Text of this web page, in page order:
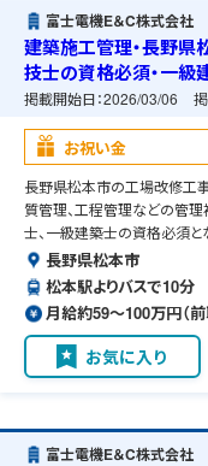
富士電機E＆C株式会社
建築施工管理・長野県
技士の資格必須・一級
掲載開始日：2026/03/06
お祝い金
長野県松本市の工場改修工
質管理、工程管理などの管
士、一級建築士の資格必須と
長野県松本市
松本駅よりバスで10分
月給約59〜100万円（前
お気に入り
富士電機E＆C株式会社